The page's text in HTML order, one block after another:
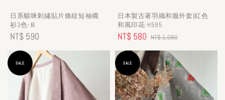
日系貓咪刺繡貼片條紋短袖襯
衫3色-Ｂ
Regular
price
NT$ 590
日本製古著羽織和服外套|紅色
和風印花-H595
Sale
price
NT$ 580 Regular
price
NT$ 1,080
SALE SALE